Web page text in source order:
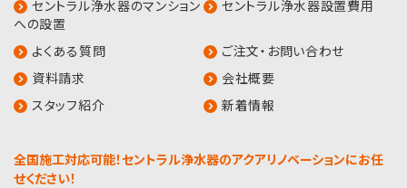
セントラル浄水器のマンション
への設置
セントラル浄水器設置費用
よくある質問
ご注文・お問い合わせ
資料請求
会社概要
スタッフ紹介
新着情報
全国施工対応可能！セントラル浄水器のアクアリノベーションにお任
せください！